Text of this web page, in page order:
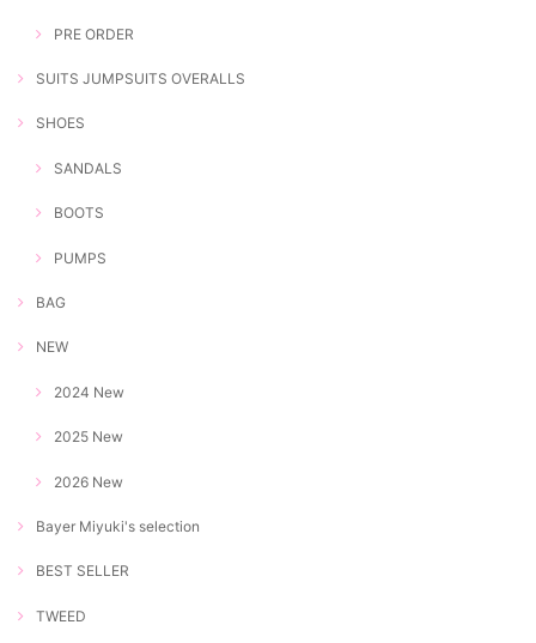
PRE ORDER
SUITS JUMPSUITS OVERALLS
SHOES
SANDALS
BOOTS
PUMPS
BAG
NEW
2024 New
2025 New
2026 New
Bayer Miyuki's selection
BEST SELLER
TWEED